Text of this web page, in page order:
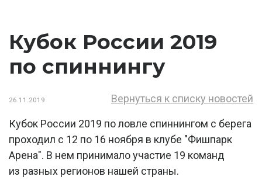
Кубок России 2019
по спиннингу
26.11.2019 Вернуться к списку новостей
Кубок России 2019 по ловле спиннингом с берега
проходил с 12 по 16 ноября в клубе "Фишпарк
Арена". В нем принимало участие 19 команд
из разных регионов нашей страны.